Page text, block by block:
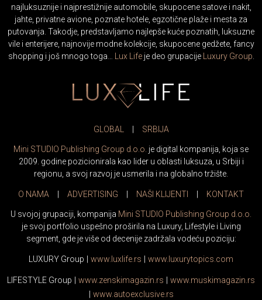
najluksuznije i najprestižnije automobile, skupocene satove i nakit,
jahte, privatne avione, poznate hotele, egzotične plaže i mesta za
putovanja. Takodje, predstavljamo najlepše kuće poznatih, luksuzne
vile i enterijere, najnovije modne kolekcije, skupocene gedžete, fancy
shopping i još mnogo toga… Lux Lifeje deo grupacije Luxury Group
GLOBAL SRBIJA
Mini STUDIO Publishing Group d.o.o. je digital kompanija, koja se
2009. godine pozicionirala kao lider u oblasti luksuza, u Srbiji i
regionu, a svoj razvoj je usmerila i na globalno tržište.
O NAMA ADVERTISING NAŠI KLIJENTI KONTAKT
U svojoj grupaciji, kompanija Mini STUDIO Publishing Group d.o.o.
je svoj portfolio uspešno proširila na Luxury, Lifestyle i Living
segment, gde je više od decenije zadržala vodeću poziciju:
LUXURY Group www. luxlife.rs www. luxurytopics.com
LIFESTYLE Group www.zenskimagazin.rs www.muskimagazin.rs
www.autoexclusive.rs